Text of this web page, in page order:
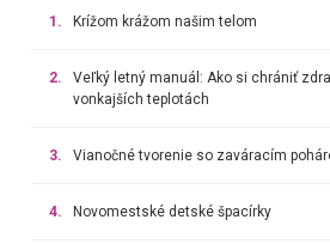
1. Krížom krážom našim telom
2.
Veľký letný manuál: Ako si chrániť
vonkajších teplotách
3. Vianočné tvorenie so zaváracím
4. Novomestské detské špacírky